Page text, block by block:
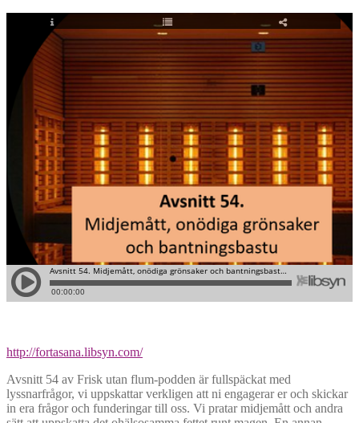
http://fortasana.libsyn.com/
Avsnitt 54 av Frisk utan flum-podden är fullspäckat med
lyssnarfrågor, vi uppskattar verkligen att ni engagerar er och skickar
in era frågor och funderingar till oss. Vi pratar midjemått och andra